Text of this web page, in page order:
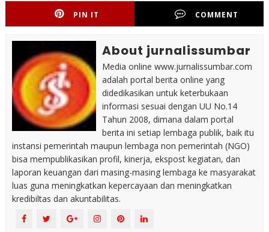
PIN IT COMMENT
About jurnalissumbar
Media online www.jurnalissumbar.com
adalah portal berita online yang
didedikasikan untuk keterbukaan
informasi sesuai dengan UU No.14
Tahun 2008, dimana dalam portal
berita ini setiap lembaga publik, baik itu
instansi pemerintah maupun lembaga non pemerintah (NGO)
bisa mempublikasikan profil, kinerja, ekspost kegiatan, dan
laporan keuangan dari masing-masing lembaga ke masyarakat
luas guna meningkatkan kepercayaan dan meningkatkan
kredibiltas dan akuntabilitas.